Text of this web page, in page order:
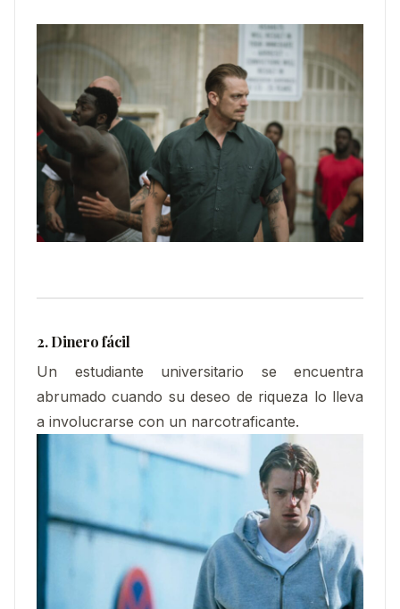
2. Dinero fácil
Un estudiante universitario se encuentra
abrumado cuando su deseo de riqueza lo lleva
a involucrarse con un narcotraficante.